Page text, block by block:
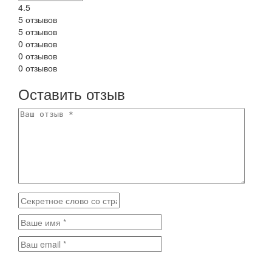
4.5
5 отзывов
5 отзывов
0 отзывов
0 отзывов
0 отзывов
Оставить отзыв